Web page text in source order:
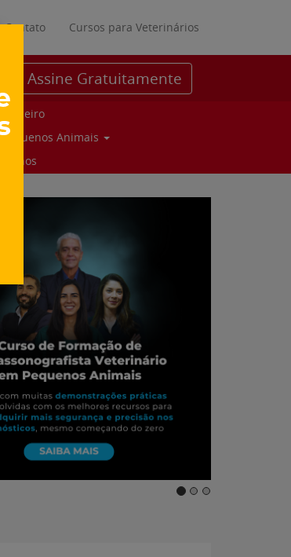
Contato Cursos para Veterinários
Assine Gratuitamente
Parceiro
Pequenos Animais
Suinos